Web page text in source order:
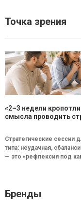
Точка зрения
«2–3 недели
смысла проводить
Стратегические сессии
типа: неудачная,
— это «рефлексия под
Бренды